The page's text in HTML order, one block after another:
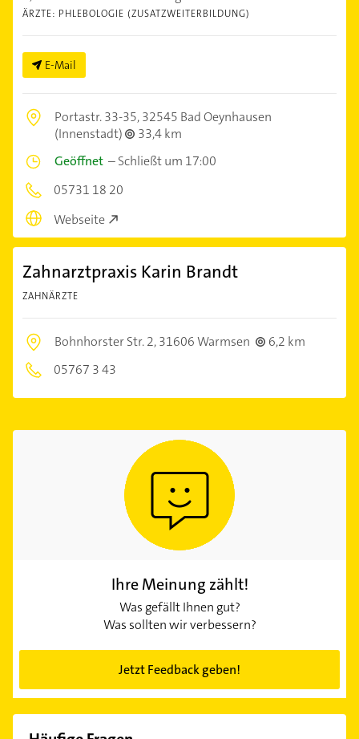
ÄRZTE: PHLEBOLOGIE (ZUSATZWEITERBILDUNG)
E-Mail
Portastr. 33-35,32545 Bad Oeynhausen
(Innenstadt)
33,4 km
Geöffnet –Schließt um 17:00
05731 18 20
Webseite
Zahnarztpraxis Karin Brandt
ZAHNÄRZTE
Bohnhorster Str. 2,31606 Warmsen
6,2 km
05767 3 43
Ihre Meinung zählt!
Was gefällt Ihnen gut?
Was sollten wir verbessern?
Jetzt Feedback geben!